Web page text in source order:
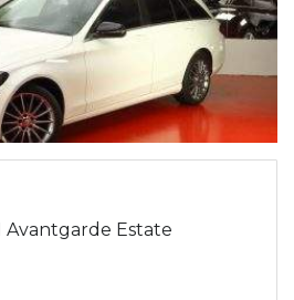
Avantgarde Estate